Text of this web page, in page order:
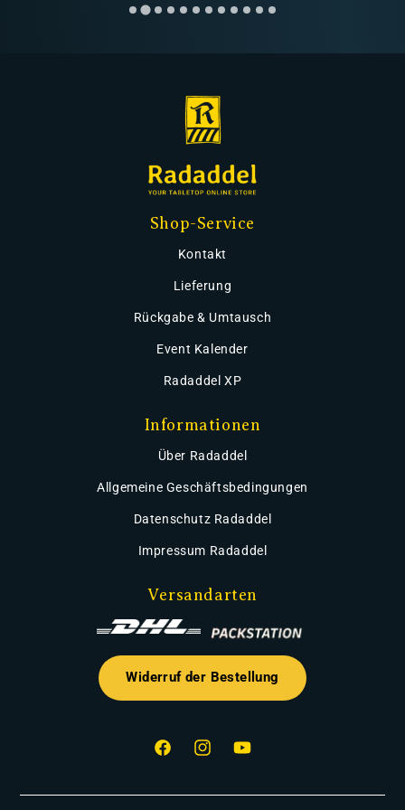
Shop-Service
Kontakt
Lieferung
Rückgabe & Umtausch
Event Kalender
Radaddel XP
Informationen
Über Radaddel
Allgemeine Geschäftsbedingungen
Datenschutz Radaddel
Impressum Radaddel
Versandarten
Widerruf der Bestellung
FacebookInstagramYouTube